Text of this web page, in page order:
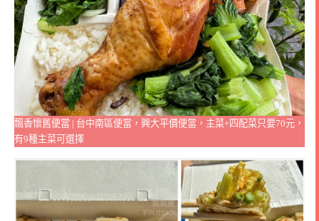
飄香懷舊便當 | 台中南區便當，興大平價便當，主菜+四配菜只要70元，
有9種主菜可選擇